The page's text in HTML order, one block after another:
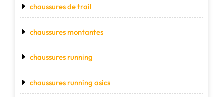
chaussures de trail
chaussures montantes
chaussures running
chaussures running asics